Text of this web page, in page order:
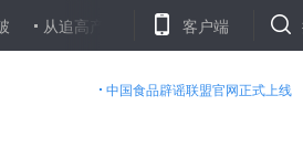
高产到求优质——春耕大忙背后的粮田“变
客户端
中国食品辟谣联盟官网正式上线